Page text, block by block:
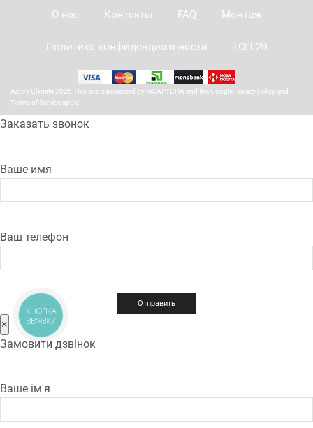
О нас Контакты FAQ Монтаж
Политика конфиденциальности ТОП 20
Active Climate 2026 This site is protected by reCAPTCHA and the Google Privacy Policy and
Terms of Service apply.
Заказать звонок
Ваше имя
Ваш телефон
×
Замовити дзвінок
Ваше ім'я
КНОПКА
ЗВ'ЯЗКУ